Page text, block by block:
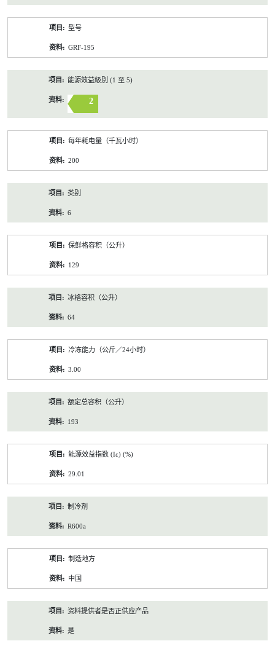
型号
GRF-195
能源效益級別 (1 至 5)
2
每年耗电量（千瓦小时）
200
类别
6
保鲜格容积（公升）
129
冰格容积（公升）
64
冷冻能力（公斤／24小时）
3.00
额定总容积（公升）
193
能源效益指数 (Iε) (%)
29.01
制冷剂
R600a
制造地方
中国
资料提供者是否正供应产品
是